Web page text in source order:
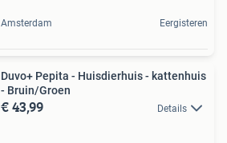
Amsterdam Eergisteren
Duvo+ Pepita - Huisdierhuis - kattenhuis
- Bruin/Groen
€ 43,99 Details